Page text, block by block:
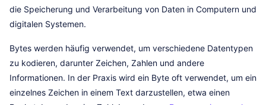
die Speicherung und Verarbeitung von Daten in Computern und
digitalen Systemen.
Bytes werden häufig verwendet, um verschiedene Datentypen
zu kodieren, darunter Zeichen, Zahlen und andere
Informationen. In der Praxis wird ein Byte oft verwendet, um ein
einzelnes Zeichen in einem Text darzustellen, etwa einen